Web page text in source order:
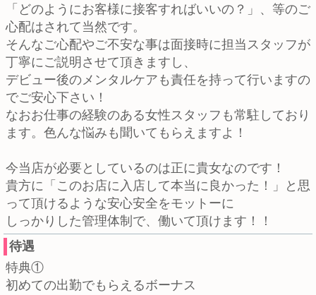
「どのようにお客様に接客すればいいの？」、等のご
心配はされて当然です。
そんなご心配やご不安な事は面接時に担当スタッフが
丁寧にご説明させて頂きますし、
デビュー後のメンタルケアも責任を持って行いますの
でご安心下さい！
なおお仕事の経験のある女性スタッフも常駐しており
ます。色んな悩みも聞いてもらえますよ！
今当店が必要としているのは正に貴女なのです！
貴方に「このお店に入店して本当に良かった！」と思
って頂けるような安心安全をモットーに
しっかりした管理体制で、働いて頂けます！！
待遇
特典①
初めての出勤でもらえるボーナス